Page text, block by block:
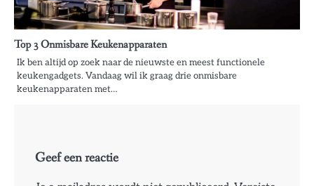
Top 3 Onmisbare Keukenapparaten
Ik ben altijd op zoek naar de nieuwste en meest functionele
keukengadgets. Vandaag wil ik graag drie onmisbare
keukenapparaten met…
Geef een reactie